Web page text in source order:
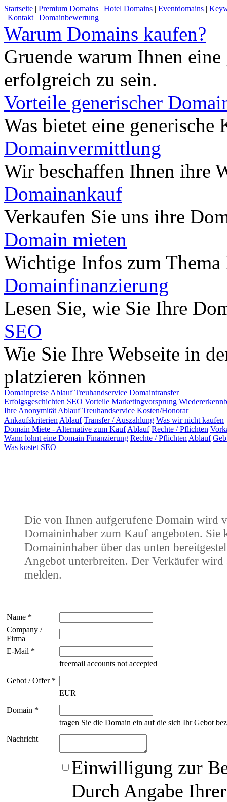
Startseite | Premium Domains | Hotel Domains | Eventdomains |
| Kontakt | Domainbewertung
Warum Domains kaufen?
Gruende warum Ihnen
erfolgreich zu sein.
Vorteile generischer
Was bietet eine
Domainvermittlung
Wir beschaffen Ihnen ihre
Domainankauf
Verkaufen Sie uns ihre
Domain mieten
Wichtige Infos zum
Domainfinanzierung
Lesen Sie, wie Sie Ihre
SEO
Wie Sie Ihre Webseite in
platzieren können
Domainpreise Ablauf Treuhandservice Domaintransfer
Erfolgsgeschichten SEO Vorteile Marketingvorsprung
Ihre Anonymität Ablauf Treuhandservice Kosten/Honorar
Ankaufskriterien Ablauf Transfer / Auszahlung Was wir nicht kaufen
Domain Miete - Alternative zum Kauf Ablauf Rechte / Pflichten
Wann lohnt eine Domain Finanzierung Rechte / Pflichten Ablauf
Was kostet SEO
Die von Ihnen aufgerufene Domain wird
Domaininhaber zum Kauf angeboten. Sie
Domaininhaber über das unten
Angebot unterbreiten. Der Verkäufer wird
melden.
Name *
Company /
Firma
E-Mail *
freemail accounts not accepted
Gebot / Offer *
EUR
Domain *
tragen Sie die Domain ein auf die sich Ihr Gebot
Nachricht
Einwilligung zur
Durch Angabe